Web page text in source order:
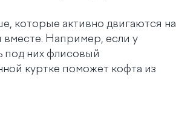
которые активно двигаются на
вместе. Например, если у
под них флисовый
куртке поможет кофта из